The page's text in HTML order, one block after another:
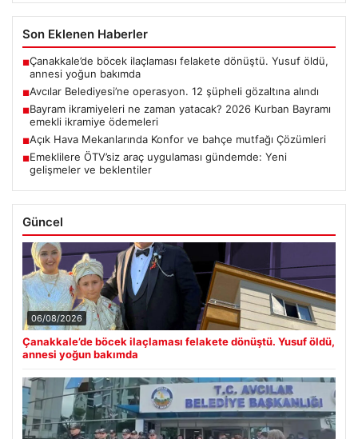
Son Eklenen Haberler
■Çanakkale’de böcek ilaçlaması felakete dönüştü. Yusuf öldü,
annesi yoğun bakımda
■Avcılar Belediyesi’ne operasyon. 12 şüpheli gözaltına alındı
■Bayram ikramiyeleri ne zaman yatacak? 2026 Kurban Bayramı
emekli ikramiye ödemeleri
■Açık Hava Mekanlarında Konfor ve bahçe mutfağı Çözümleri
■Emeklilere ÖTV’siz araç uygulaması gündemde: Yeni
gelişmeler ve beklentiler
Güncel
06/08/2026
Çanakkale’de böcek ilaçlaması felakete dönüştü. Yusuf öldü,
annesi yoğun bakımda